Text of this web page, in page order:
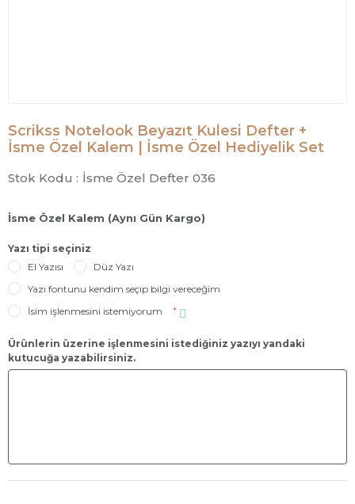
Scrikss Notelook Beyazıt Kulesi Defter +
İsme Özel Kalem | İsme Özel Hediyelik Set
Stok Kodu : İsme Özel Defter 036
İsme Özel Kalem (Aynı Gün Kargo)
Yazı tipi seçiniz
El Yazısı
Düz Yazı
Yazı fontunu kendim seçip bilgi vereceğim
İsim işlenmesini istemiyorum
*
Ürünlerin üzerine işlenmesini istediğiniz yazıyı yandaki
kutucuğa yazabilirsiniz.